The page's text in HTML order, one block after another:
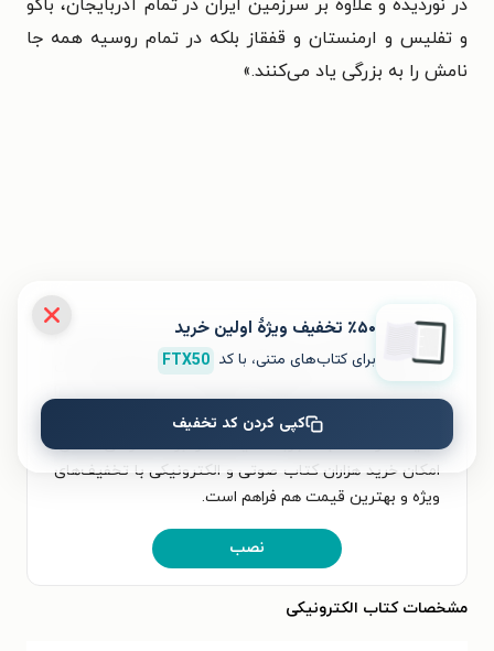
در نوردیده و علاوه بر سرزمین ایران در تمام آذربایجان، باکو
و تفلیس و ارمنستان و قفقاز بلکه در تمام روسیه همه جا
نامش را به بزرگی یاد می‌کنند.»
برای تجربه‌ای بهتر در دانلود کتاب رخصت مرشد (جلد اول؛
اردبیل) و خواندن آن، اپلیکیشن طاقچه را به‌صورت رایگان
شخصی‌سازی کنید و لذت خواندن و شنیدن کتاب‌ها را
امکان خرید هزاران کتاب صوتی و الکترونیکی با تخفیف‌های
ویژه و بهترین قیمت هم فراهم است.
نصب
مشخصات کتاب الکترونیکی
٪۵۰ تخفیف ویژۀ اولین خرید
برای کتاب‌های متنی، با کد FTX50
کپی کردن کد تخفیف